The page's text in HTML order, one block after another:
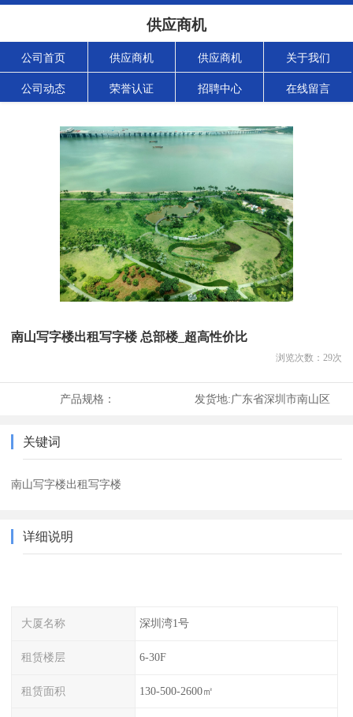
供应商机
公司首页 供应商机 供应商机 关于我们
公司动态 荣誉认证 招聘中心 在线留言
南山写字楼出租写字楼 总部楼_超高性价比
浏览次数： 29次
产品规格： 发货地:广东省深圳市南山区
关键词
南山写字楼出租写字楼
详细说明
大厦名称 深圳湾1号
租赁楼层 6-30F
租赁面积 130-500-2600㎡